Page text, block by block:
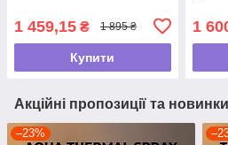
1 459,15 ₴ 1 895 ₴
Купити
1
Акційні пропозиції та новинки
–23%